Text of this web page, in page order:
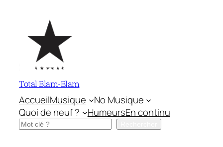
contenu
Total Blam-Blam
AccueilMusique
No Musique
Quoi de neuf ?
HumeursEn continu
Rechercher